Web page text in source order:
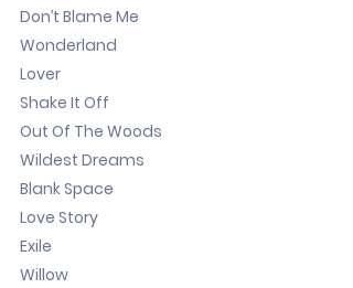
Don’t Blame Me
Wonderland
Lover
Shake It Off
Out Of The Woods
Wildest Dreams
Blank Space
Love Story
Exile
Willow